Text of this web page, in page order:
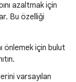
azaltmak için
Bu özelliği
önlemek için bulut
varsayılan